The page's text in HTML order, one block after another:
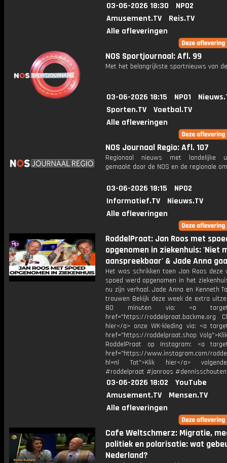
03-06-2026 18:30
NPO2
Amusement.TV
Reis.TV
Alle afleveringen
NOS Sportjournaal: Afl. 99
Met het belangrijkste sportnieuws van
03-06-2026 18:15 NPO1
Sporten.TV
Voetbal.TV
Alle afleveringen
NOS Journaal Regio: Afl. 107
Regionaal nieuws met landelijke
gemaakt door de NOS en de regionale
03-06-2026 18:15
NPO2
Informatief.TV
Nieuws.TV
Alle afleveringen
RoddelPraat: Jan Roos met
opgenomen in ziekenhuis: 'Niet
aanspreekbaar' & Jade Anna
Het was schrikken toen Jan Roos deze
spoed werd opgenomen in het
nu zijn verhaal. Jade Anna en Kenneth
trouwen Bekijk deze week de extra
80 minuten via: <a
href="https://roddelpraat.backme.org
hier</a> onze WK-kleding via: <a
href="https://roddelpraat.shop
RoddelPraat op Instagram: <a
href="https://www.instagram.com/
hl=nl Tot">Klik hier</a>
#roddelpraat #janroos #dennisschouten
03-06-2026 18:02
YouTube
Amusement.TV
Mensen.TV
Alle afleveringen
Cafe Weltschmerz: Migratie,
politiek en polarisatie: wat
Nederland?